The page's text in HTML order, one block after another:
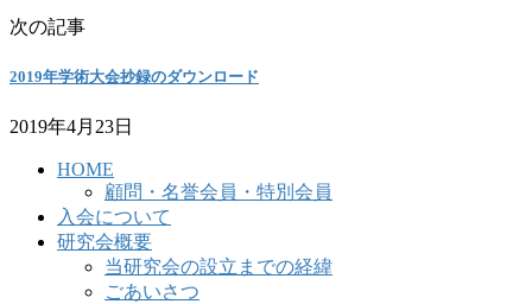
次の記事
2019年学術大会抄録のダウンロード
2019年4月23日
HOME
顧問・名誉会員・特別会員
入会について
研究会概要
当研究会の設立までの経緯
ごあいさつ